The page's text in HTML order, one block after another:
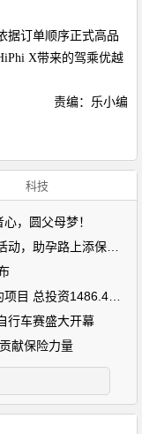
据订单顺序正式高品
X带来的驾乘优越
责编：乐小编
科技
，圆父母梦！
东北试管福礼：沈阳菁华医院做试管送保险活动，助孕路上添保障！
淮安成功举办第四届淮河华商大会211个签约项目 总投资1486.4亿元
行车赛盛大开幕
献保险力量